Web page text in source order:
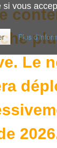
si vous
Plus
Le